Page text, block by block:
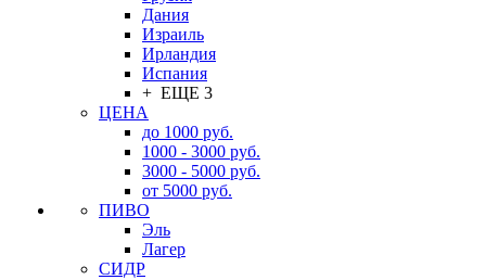
Дания
Израиль
Ирландия
Испания
+ ЕЩЕ 3
ЦЕНА
до 1000 руб.
1000 - 3000 руб.
3000 - 5000 руб.
от 5000 руб.
ПИВО
Эль
Лагер
СИДР